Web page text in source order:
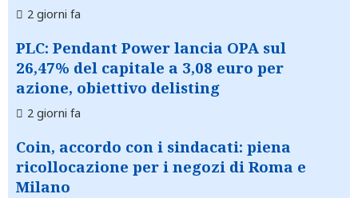
2 giorni fa
PLC: Pendant Power lancia OPA sul
26,47% del capitale a 3,08 euro per
azione, obiettivo delisting
2 giorni fa
Coin, accordo con i sindacati: piena
ricollocazione per i negozi di Roma e
Milano